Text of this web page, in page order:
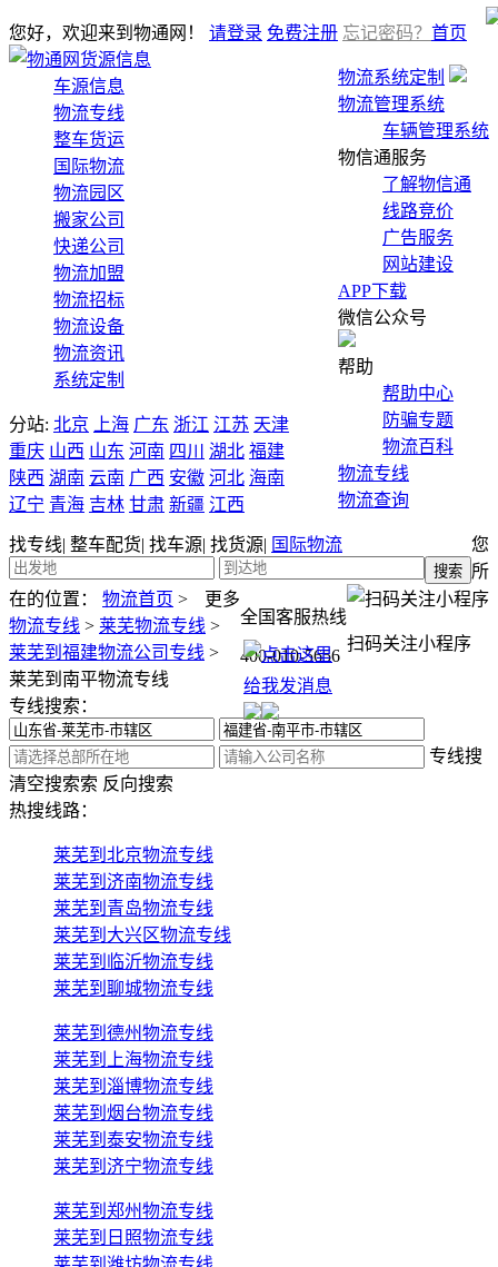
您好，欢迎来到物通网！ 请登录 免费注册 忘记密码？
物流系统定制
物流管理系统
车辆管理系统
物信通服务
了解物信通
线路竞价
广告服务
网站建设
APP下载
微信公众号
帮助
帮助中心
防骗专题
物流百科
物流专线
物流查询
找专线| 整车配货| 找车源| 找货源| 国际物流
全国客服热线
400-010-5656
扫码关注小程序
首页
货源信息
车源信息
物流专线
整车货运
国际物流
物流园区
搬家公司
快递公司
物流加盟
物流招标
物流设备
物流资讯
系统定制
分站: 北京 上海 广东 浙江 江苏 天津
重庆 山西 山东 河南 四川 湖北 福建
陕西 湖南 云南 广西 安徽 河北 海南
辽宁 青海 吉林 甘肃 新疆 江西
更多
您
所
在的位置：
物流首页 >
物流专线 > 莱芜物流专线 >
莱芜到福建物流公司专线 >
莱芜到南平物流专线
专线搜索：
专线搜
索 反向搜索
清空搜索
热搜线路：
莱芜到北京物流专线
莱芜到济南物流专线
莱芜到青岛物流专线
莱芜到大兴区物流专线
莱芜到临沂物流专线
莱芜到聊城物流专线
莱芜到德州物流专线
莱芜到上海物流专线
莱芜到淄博物流专线
莱芜到烟台物流专线
莱芜到泰安物流专线
莱芜到济宁物流专线
莱芜到郑州物流专线
莱芜到日照物流专线